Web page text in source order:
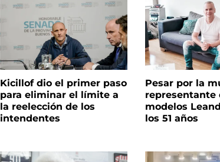
Kicillof dio el primer paso
para eliminar el límite a
la reelección de los
intendentes
Pesar por la
representante
modelos
los 51 años